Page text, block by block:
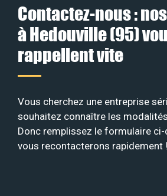
Contactez-nous :
à Hedouville (95)
rappellent vite
Vous cherchez une entreprise
souhaitez connaître les
Donc remplissez le formulaire
vous recontacterons rapidement !